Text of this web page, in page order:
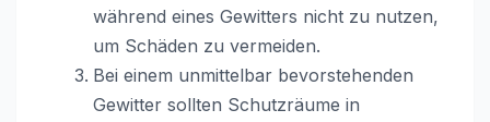
während eines Gewitters nicht zu nutzen,
um Schäden zu vermeiden.
Bei einem unmittelbar bevorstehenden
Gewitter sollten Schutzräume in